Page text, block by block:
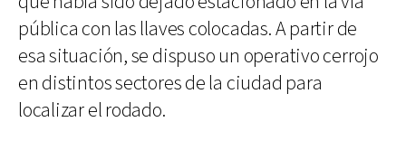
pública con las llaves colocadas. A partir de
esa situación, se dispuso un operativo cerrojo
en distintos sectores de la ciudad para
localizar el rodado.